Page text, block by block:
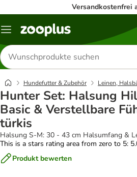
Versandkostenfrei
Menü
Produkte
suchen
Hundefutter & Zubehör Leinen,
Hunter Set: Halsung
Basic & Verstellbare
türkis
Halsung S-M: 30 - 43 cm Halsumfang &
This is a stars rating area from zero to 5:
Produkt bewerten